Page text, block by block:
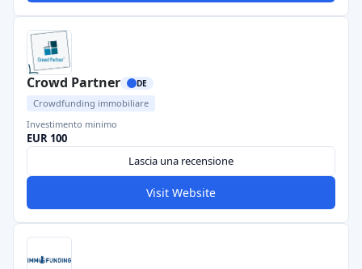
Crowd Partner DE
Crowdfunding immobiliare
Investimento minimo
EUR 100
Lascia una recensione
Visit Website